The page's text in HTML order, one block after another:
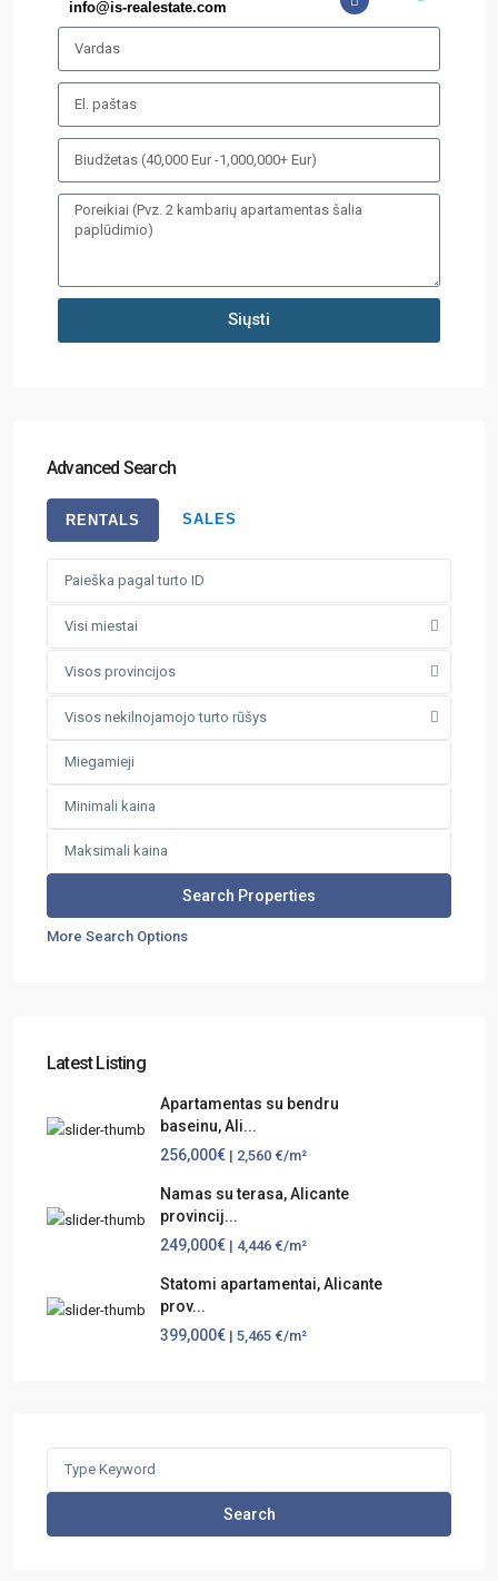
info@is-realestate.com
Siųsti
Advanced Search
RENTALS SALES
Visi miestai
Visos provincijos
Visos nekilnojamojo turto rūšys
More Search Options
Latest Listing
Apartamentas su bendru
baseinu, Ali...
256,000€ | 2,560 €/m²
Namas su terasa, Alicante
provincij...
249,000€ | 4,446 €/m²
Statomi apartamentai, Alicante
prov...
399,000€ | 5,465 €/m²
Search